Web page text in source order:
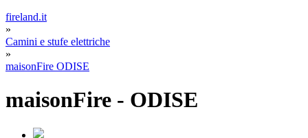
fireland.it
»
Camini e stufe elettriche
»
maisonFire ODISE
maisonFire - ODISE